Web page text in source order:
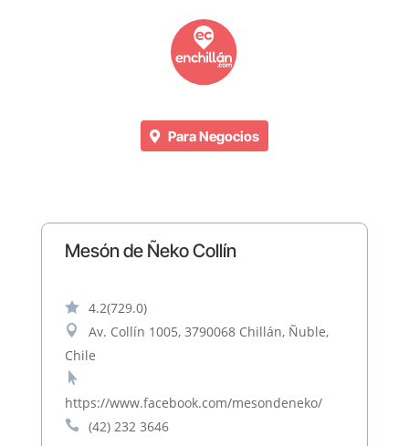
Para Negocios
Mesón de Ñeko Collín
 4.2(729.0)

Av. Collín 1005, 3790068 Chillán, Ñuble,
Chile

https://www.facebook.com/mesondeneko/
 (42) 232 3646